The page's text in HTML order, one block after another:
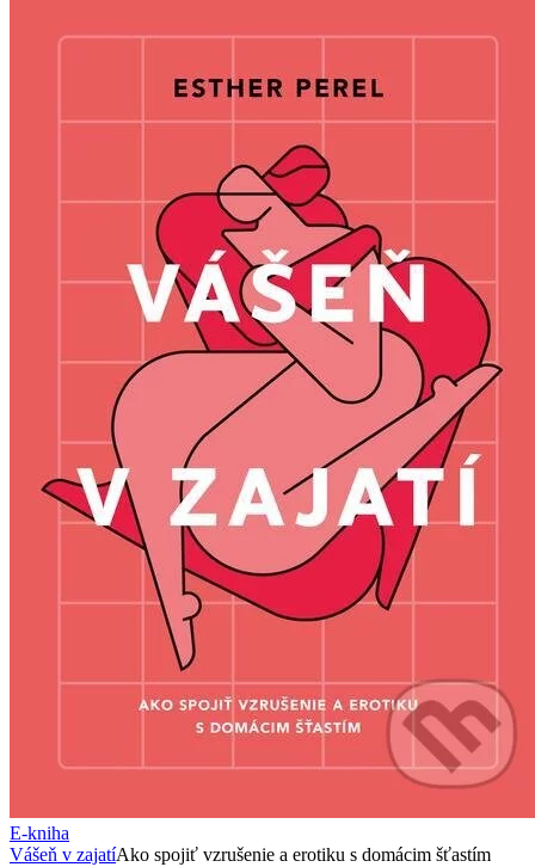
E-kniha
Vášeň v zajatíAko spojiť vzrušenie a erotiku s domácim šťastím